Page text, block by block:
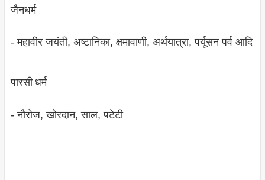
जैनधर्म
- महावीर जयंती, अष्‍टानिका, क्षमावाणी, अर्थयात्रा, पर्यूसन पर्व आदि
पारसी धर्म
- नौरोज, खोरदान, साल, पटेटी